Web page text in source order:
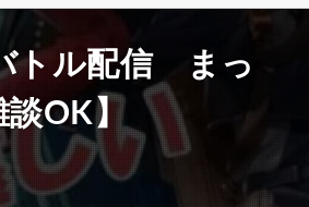
トル配信 まっ
談OK】